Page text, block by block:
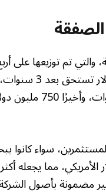
تم توزيعها على
دولار تستحق بعد 5 سنوات، و1.25
سواء كانوا
مما يجعله
مضمونة بأصول